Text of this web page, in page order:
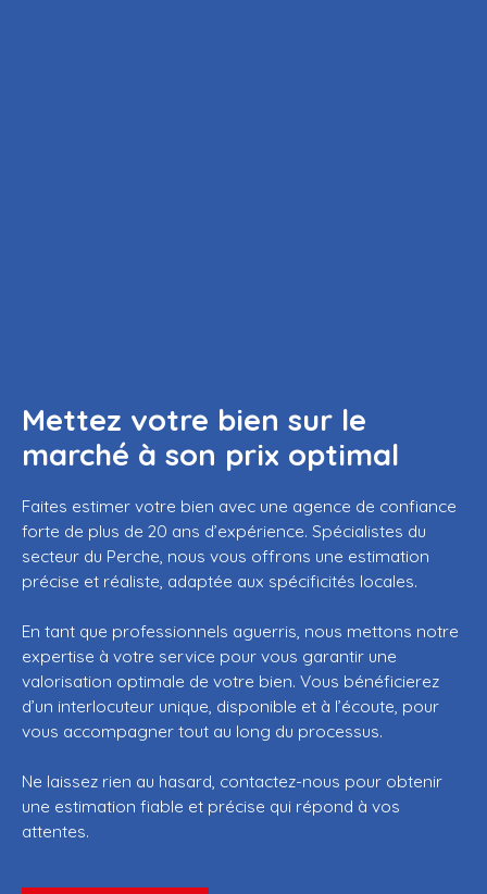
Mettez votre bien sur le
marché à son prix optimal
Faites estimer votre bien avec une agence de confiance
forte de plus de 20 ans d’expérience. Spécialistes du
secteur du Perche, nous vous offrons une estimation
précise et réaliste, adaptée aux spécificités locales.
En tant que professionnels aguerris, nous mettons notre
expertise à votre service pour vous garantir une
valorisation optimale de votre bien. Vous bénéficierez
d’un interlocuteur unique, disponible et à l’écoute, pour
vous accompagner tout au long du processus.
Ne laissez rien au hasard, contactez-nous pour obtenir
une estimation fiable et précise qui répond à vos
attentes.